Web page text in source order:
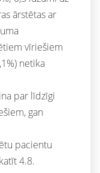
ārstētas ar
vīriešiem
netika
par līdzīgi
gan
pacientu
4.8.